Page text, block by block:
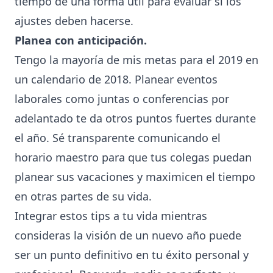
ajustes deben hacerse.
Planea con anticipación.
Tengo la mayoría de mis metas para el 2019 en
un calendario de 2018. Planear eventos
laborales como juntas o conferencias por
adelantado te da otros puntos fuertes durante
el año. Sé transparente comunicando el
horario maestro para que tus colegas puedan
planear sus vacaciones y maximicen el tiempo
en otras partes de su vida.
Integrar estos tips a tu vida mientras
consideras la visión de un nuevo año puede
ser un punto definitivo en tu éxito personal y